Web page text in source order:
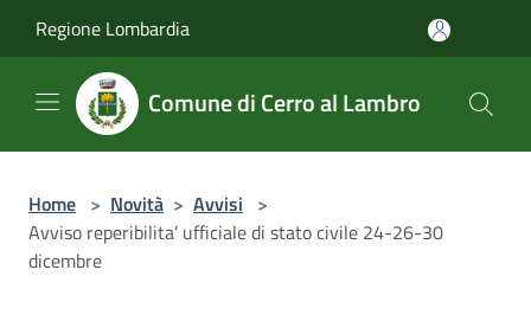
Regione Lombardia
Comune di Cerro al Lambro
Home > Novità > Avvisi >
Avviso reperibilita’ ufficiale di stato civile 24-26-30
dicembre